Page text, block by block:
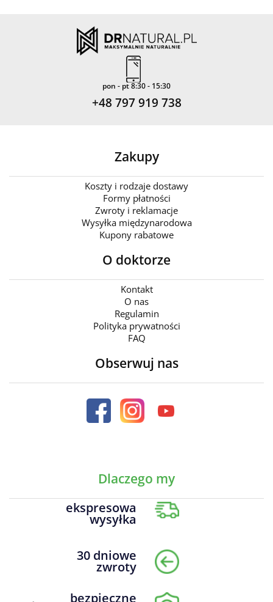
pon - pt 8:30 - 15:30
+48 797 919 738
Zakupy
Koszty i rodzaje dostawy
Formy płatności
Zwroty i reklamacje
Wysyłka międzynarodowa
Kupony rabatowe
O doktorze
Kontakt
O nas
Regulamin
Polityka prywatności
FAQ
Obserwuj nas
Dlaczego my
ekspresowa
wysyłka
30 dniowe
zwroty
bezpieczne